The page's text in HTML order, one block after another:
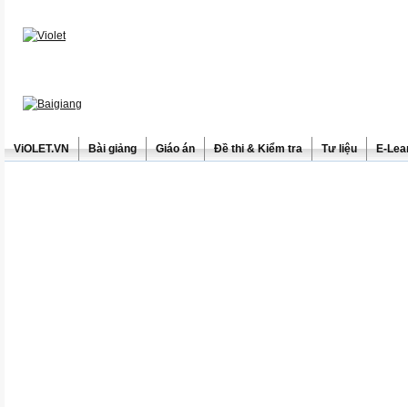
ViOLET.VN Bài giảng Giáo án Đề thi & Kiểm tra Tư liệu E-